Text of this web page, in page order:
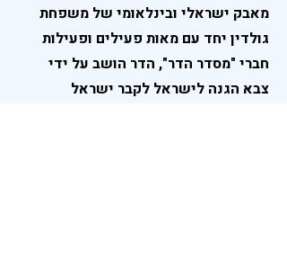
מאבק ישראלי ובינלאומי של משפחת
גולדין יחד עם מאות פעילים ופעילות
חברי "מסדר הדר", הדר הושב על ידי
צבא הגנה לישראל לקבר ישראל